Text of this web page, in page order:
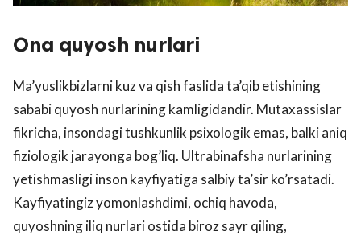
Ona quyosh nurlari
Ma’yuslikbizlarni kuz va qish faslida ta’qib etishining
sababi quyosh nurlarining kamligidandir. Mutaxassislar
fikricha, insondagi tushkunlik psixologik emas, balki aniq
fiziologik jarayonga bog’liq. Ultrabinafsha nurlarining
yetishmasligi inson kayfiyatiga salbiy ta’sir ko’rsatadi.
Kayfiyatingiz yomonlashdimi, ochiq havoda,
quyoshning iliq nurlari ostida biroz sayr qiling,